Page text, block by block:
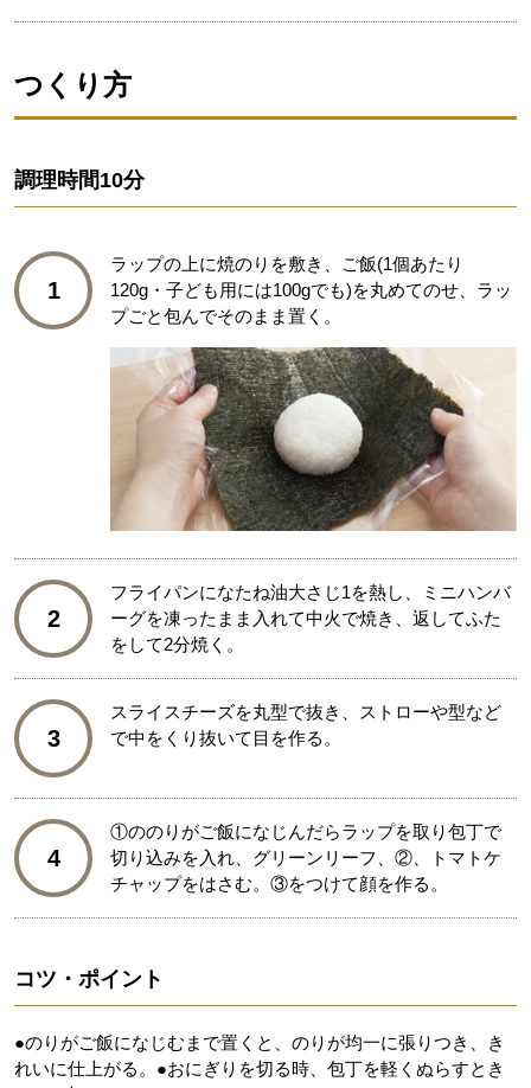
つくり方
調理時間10分
1
ラップの上に焼のりを敷き、ご飯(1個あたり
120g・子ども用には100gでも)を丸めてのせ、ラッ
プごと包んでそのまま置く。
2
フライパンになたね油大さじ1を熱し、ミニハンバ
ーグを凍ったまま入れて中火で焼き、返してふた
をして2分焼く。
3
スライスチーズを丸型で抜き、ストローや型など
で中をくり抜いて目を作る。
4
①ののりがご飯になじんだらラップを取り包丁で
切り込みを入れ、グリーンリーフ、②、トマトケ
チャップをはさむ。③をつけて顔を作る。
コツ・ポイント
●のりがご飯になじむまで置くと、のりが均一に張りつき、き
れいに仕上がる。●おにぎりを切る時、包丁を軽くぬらすとき